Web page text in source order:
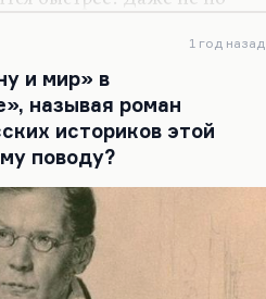
вообще считал, что мы
становится
о происходящем.
в том,
то образом
1 год назад
и мир» в
называя роман
историков этой
поводу?